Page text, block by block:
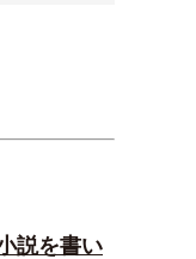
説を書い